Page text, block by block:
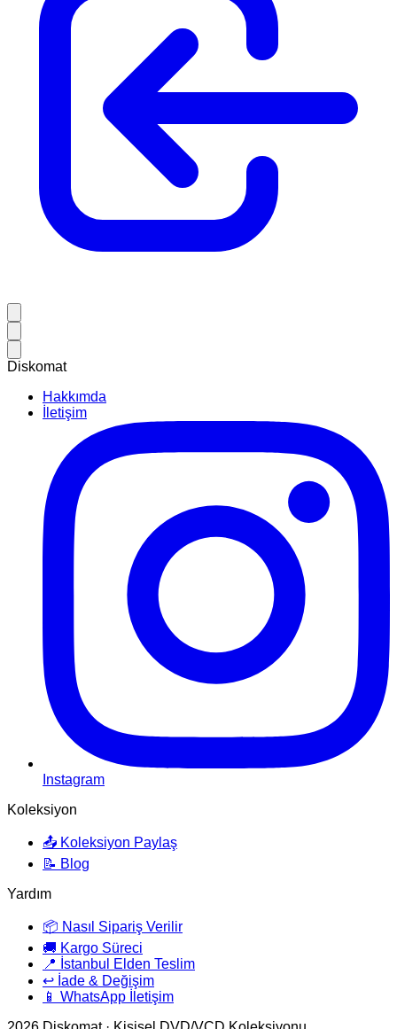
Diskomat
Hakkımda
İletişim
Instagram
Koleksiyon
📤 Koleksiyon Paylaş
📝 Blog
Yardım
📦 Nasıl Sipariş Verilir
🚚 Kargo Süreci
📍 İstanbul Elden Teslim
↩️ İade & Değişim
📱 WhatsApp İletişim